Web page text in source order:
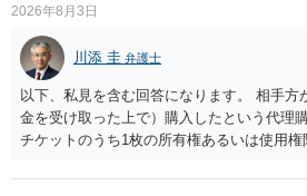
2026年8月3日
川添 圭 弁護士
以下、私見を含む回答になります。 相手方
金を受け取った上で）購入したという代理
チケットのうち1枚の所有権あるいは使用
す。 一方、このチケット購入には「相手方